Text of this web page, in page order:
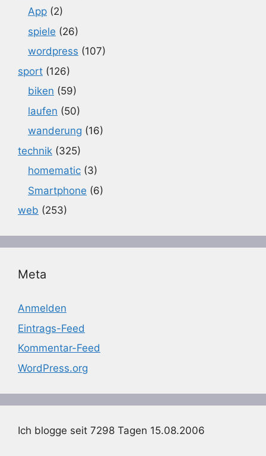
App (2)
spiele (26)
wordpress (107)
sport (126)
biken (59)
laufen (50)
wanderung (16)
technik (325)
homematic (3)
Smartphone (6)
web (253)
Meta
Anmelden
Eintrags-Feed
Kommentar-Feed
WordPress.org
Ich blogge seit 7298 Tagen 15.08.2006